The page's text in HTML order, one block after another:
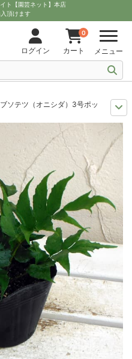
ト【園芸ネット】本店
頂けます
ログイン
0
カート メニュー
ソテツ（オニシダ）3号ポット
：オニヤブソテツ（オニシダ）3号ポッ